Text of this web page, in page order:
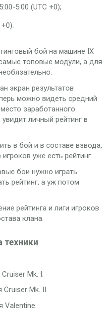
5:00 (UTC +0);
бой на машине IX
топовые модули, а для
экран результатов
можно видеть средний
заработанного
личный рейтинг в
в бой и в составе взвода,
уже есть рейтинг.
бои нужно играть
рейтинг, а уж потом
рейтинга и лиги игроков
клана.
техники
Mk. I.
Cruiser Mk. II.
Valentine.